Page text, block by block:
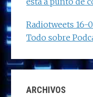
Radiotweets 16-
Todo sobre
ARCHIVOS